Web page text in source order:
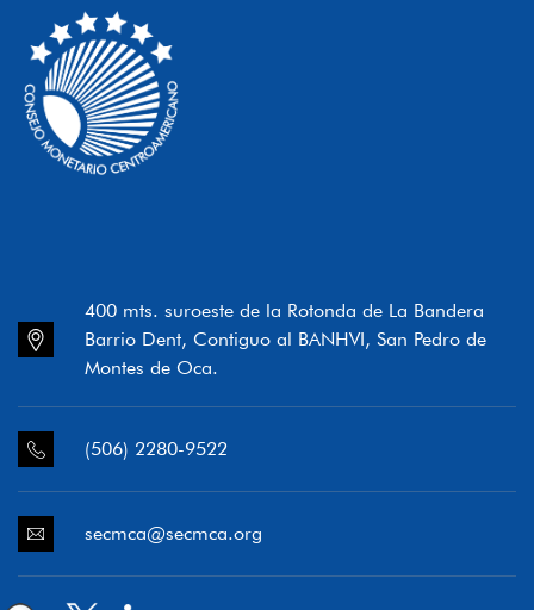
400 mts. suroeste de la Rotonda de La Bandera
Barrio Dent, Contiguo al BANHVI, San Pedro de
Montes de Oca.
(506) 2280-9522
secmca@secmca.org